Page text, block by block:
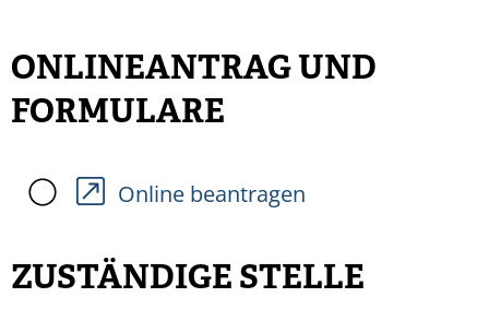
ONLINEANTRAG UND
FORMULARE
Online beantragen
ZUSTÄNDIGE STELLE